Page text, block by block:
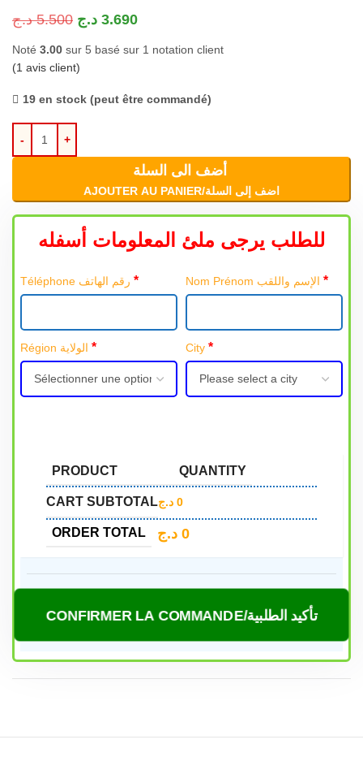
5.500 د.ج 3.690 د.ج
Noté3.00 sur 5 basé sur 1 notation client
(1 avis client)
19 en stock (peut être commandé)
أضف الى السلة
AJOUTER AU PANIER/اضف إلى السلة
للطلب يرجى ملئ المعلومات أسفله
Téléphone رقم الهاتف* *
Région الولاية* City *
PRODUCT QUANTITY
CART SUBTOTAL 0 د.ج
ORDER TOTAL 0 د.ج
CONFIRMER LA COMMANDE/تأكيد الطلبية